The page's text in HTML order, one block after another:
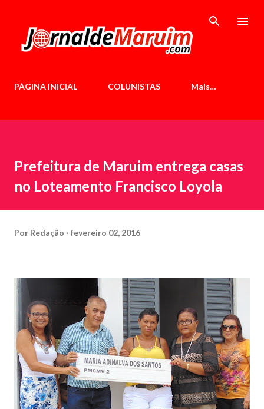
PÁGINA INICIAL COLUNISTAS Mais…
Prefeitura de Maruim entrega casas
no Loteamento Francisco Loyola
Por Redação fevereiro 02, 2016